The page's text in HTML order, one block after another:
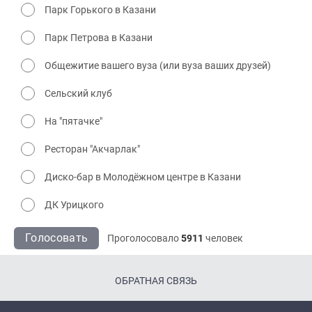
Парк Горького в Казани
Парк Петрова в Казани
Общежитие вашего вуза (или вуза ваших друзей)
Сельский клуб
На "пятачке"
Ресторан "Акчарлак"
Диско-бар в Молодёжном центре в Казани
ДК Урицкого
Голосовать Проголосовало5911 человек
ОБРАТНАЯ СВЯЗЬ